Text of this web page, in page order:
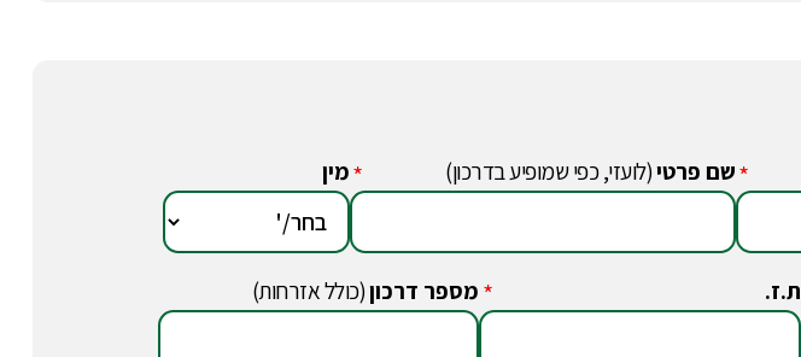
*שם פרטי(לועזי, כפי שמופיע בדרכון) *מין
ת.ז. *מספר דרכון(כולל אזרחות)